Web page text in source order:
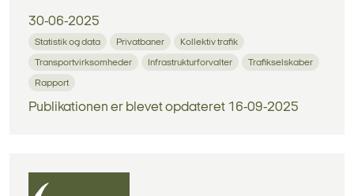
30-06-2025
Statistik og data Privatbaner Kollektiv trafik
Transportvirksomheder Infrastrukturforvalter Trafikselskaber
Rapport
Publikationen er blevet opdateret 16-09-2025